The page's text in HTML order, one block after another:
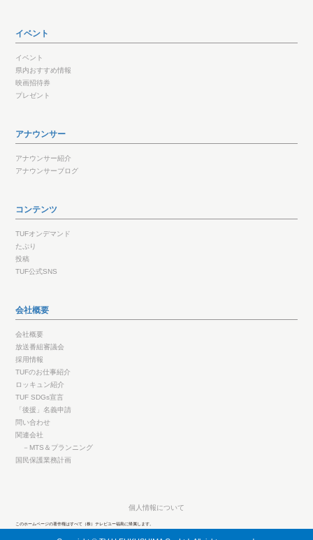
イベント
イベント
県内おすすめ情報
映画招待券
プレゼント
アナウンサー
アナウンサー紹介
アナウンサーブログ
コンテンツ
TUFオンデマンド
たぷり
投稿
TUF公式SNS
会社概要
会社概要
放送番組審議会
採用情報
TUFのお仕事紹介
ロッキュン紹介
TUF SDGs宣言
「後援」名義申請
問い合わせ
関連会社
－MTS＆プランニング
国民保護業務計画
個人情報について
このホームページの著作権はすべて（株）テレビユー福島に帰属します。